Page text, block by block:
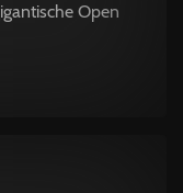
Open